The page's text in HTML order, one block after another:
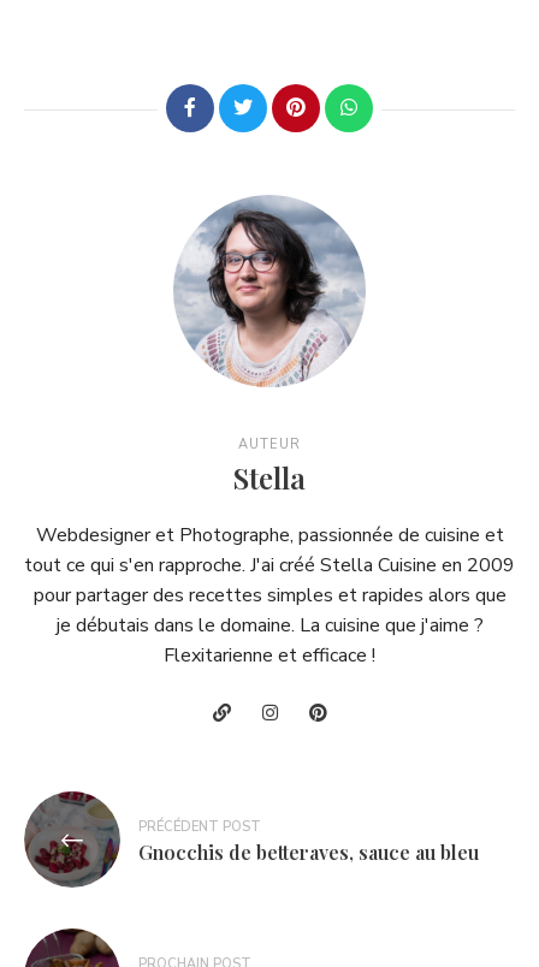
AUTEUR
Stella
Webdesigner et Photographe, passionnée de cuisine et
tout ce qui s'en rapproche. J'ai créé Stella Cuisine en 2009
pour partager des recettes simples et rapides alors que
je débutais dans le domaine. La cuisine que j'aime ?
Flexitarienne et efficace !
Navigation
de
l’article
PRÉCÉDENT POST
Gnocchis de betteraves, sauce au bleu